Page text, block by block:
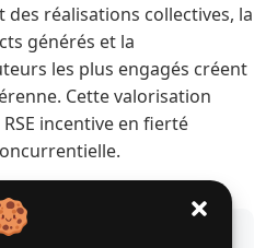
réalisations collectives, la
générés et la
les plus engagés créent
Cette valorisation
incentive en fierté